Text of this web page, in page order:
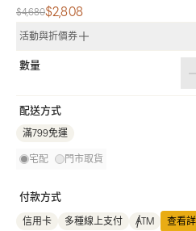
$4,680$2,808
活動與折價券
數量
配送方式
滿799免運
宅配 門市取貨
付款方式
信用卡 多種線上支付 ATM 查看